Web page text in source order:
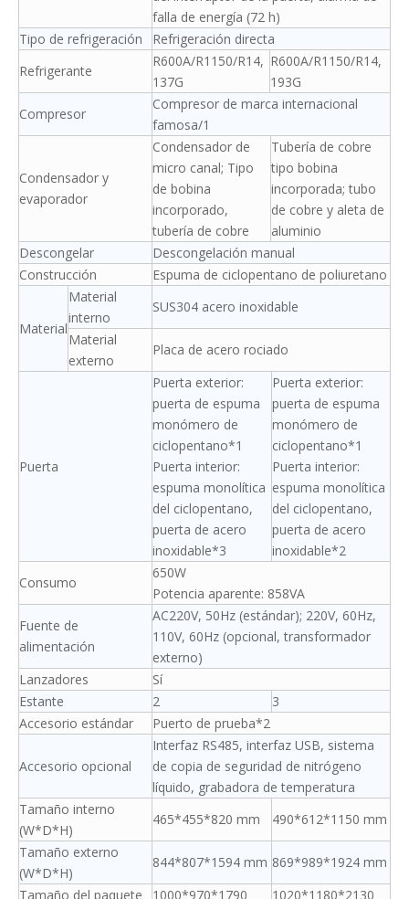
falla de energía (72 h)
Tipo de refrigeración
Refrigeración directa
Refrigerante
R600A/R1150/R14,
137G
R600A/R1150/R14,
193G
Compresor
Compresor de marca internacional
famosa/1
Condensador y
evaporador
Condensador de
micro canal; Tipo
de bobina
incorporado,
tubería de cobre
Tubería de cobre
tipo bobina
incorporada; tubo
de cobre y aleta de
aluminio
Descongelar
Descongelación manual
Construcción
Espuma de ciclopentano de poliuretano
Material
Material
interno
SUS304 acero inoxidable
Material
externo
Placa de acero rociado
Puerta
Puerta exterior:
puerta de espuma
monómero de
ciclopentano*1
Puerta interior:
espuma monolítica
del ciclopentano,
puerta de acero
inoxidable*3
Puerta exterior:
puerta de espuma
monómero de
ciclopentano*1
Puerta interior:
espuma monolítica
del ciclopentano,
puerta de acero
inoxidable*2
Consumo
650W
Potencia aparente: 858VA
Fuente de
alimentación
AC220V, 50Hz (estándar); 220V, 60Hz,
110V, 60Hz (opcional, transformador
externo)
Lanzadores
Sí
Estante
2
3
Accesorio estándar
Puerto de prueba*2
Accesorio opcional
Interfaz RS485, interfaz USB, sistema
de copia de seguridad de nitrógeno
líquido, grabadora de temperatura
Tamaño interno
(W*D*H)
465*455*820 mm
490*612*1150 mm
Tamaño externo
(W*D*H)
844*807*1594 mm 869*989*1924 mm
Tamaño del paquete
1000*970*1790
1020*1180*2130